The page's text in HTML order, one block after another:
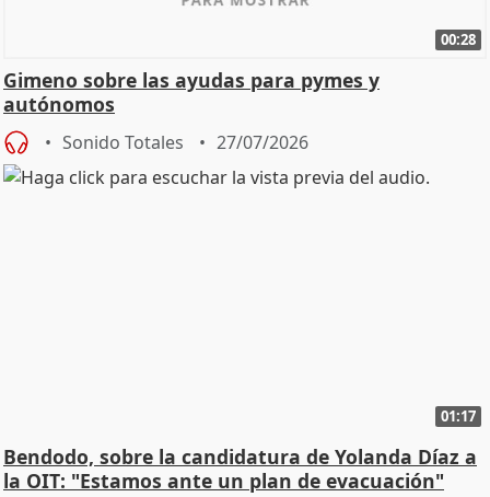
00:28
Gimeno sobre las ayudas para pymes y
autónomos
Sonido Totales 27/07/2026
01:17
Bendodo, sobre la candidatura de Yolanda Díaz a
la OIT: "Estamos ante un plan de evacuación"